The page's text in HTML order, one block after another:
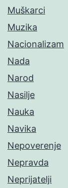
Muškarci
Muzika
Nacionalizam
Nada
Narod
Nasilje
Nauka
Navika
Nepoverenje
Nepravda
Neprijatelji